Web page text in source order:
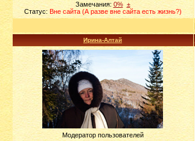
Замечания: 0% ±
Статус: Вне сайта (А разве вне сайта есть жизнь?)
Ирина-Алтай
Модератор пользователей